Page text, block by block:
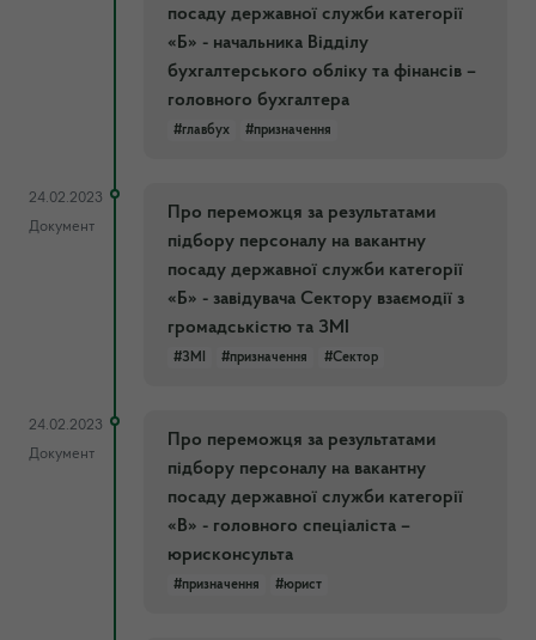
посаду державної служби категорії
«Б» - начальника Відділу
бухгалтерського обліку та фінансів –
головного бухгалтера
#главбух #призначення
24.02.2023
Документ
Про переможця за результатами
підбору персоналу на вакантну
посаду державної служби категорії
«Б» - завідувача Сектору взаємодії з
громадськістю та ЗМІ
#ЗМІ #призначення #Сектор
24.02.2023
Документ
Про переможця за результатами
підбору персоналу на вакантну
посаду державної служби категорії
«В» - головного спеціаліста –
юрисконсульта
#призначення #юрист